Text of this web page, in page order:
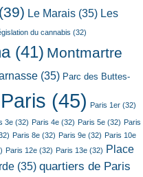
(39) Le Marais (35) Les
du cannabis (32)
(41) Montmartre
(35) Parc des Buttes-
Paris (45) Paris 1er (32)
3e (32) Paris 4e (32) Paris 5e (32) Paris
Paris 8e (32) Paris 9e (32) Paris 10e
Paris 12e (32) Paris 13e (32) Place
(35) quartiers de Paris